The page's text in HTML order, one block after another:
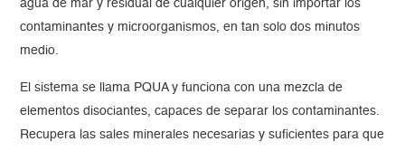
agua de mar y residual de cualquier origen, sin importar los
contaminantes y microorganismos, en tan solo dos minutos
medio.
El sistema se llama PQUA y funciona con una mezcla de
elementos disociantes, capaces de separar los contaminantes.
Recupera las sales minerales necesarias y suficientes para que